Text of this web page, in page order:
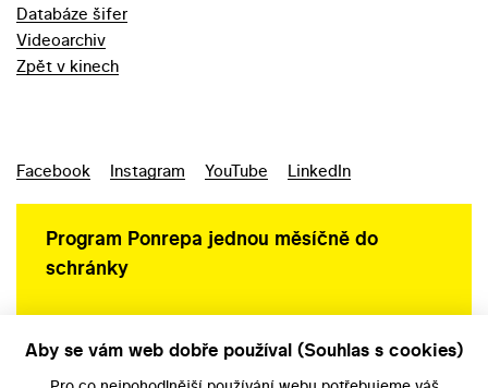
Databáze šifer
Videoarchiv
Zpět v kinech
Facebook Instagram YouTube LinkedIn
Program Ponrepa jednou měsíčně do
schránky
Aby se vám web dobře používal (Souhlas s cookies)